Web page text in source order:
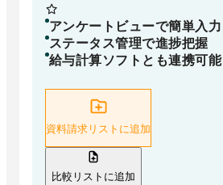
アンケートビューで簡単入力
ステータス管理で進捗把握
給与計算ソフトとも連携可能
資料請求リストに追加
比較リストに追加